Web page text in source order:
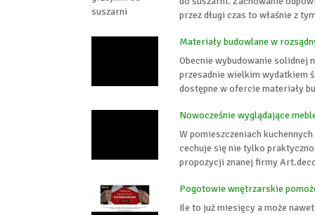
przez długi czas to właśnie z
Materiały budowlane w
Obecnie wybudowanie solidnej
przesadnie wielkim wydatkiem
dostępne w ofercie materiały
Nowocześnie wyglądające
W pomieszczeniach
cechuje się nie tylko
propozycji znanej firmy
Pogotowie wnętrzarskie
Ile to już miesięcy a może